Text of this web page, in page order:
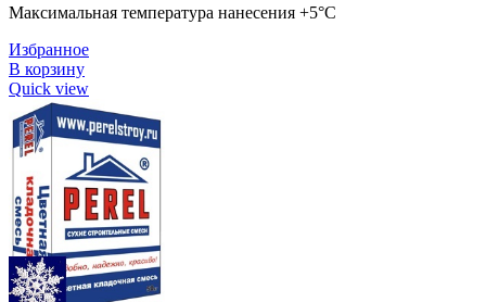
Максимальная температура нанесения +5°C
Избранное
В корзину
Quick view